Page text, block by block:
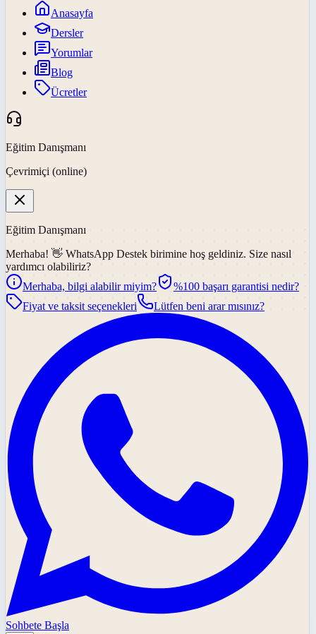
Anasayfa
Dersler
Yorumlar
Blog
Ücretler
Eğitim Danışmanı
Çevrimiçi (online)
Eğitim Danışmanı
Merhaba! 👋 WhatsApp Destek birimine hoş geldiniz. Size nasıl
yardımcı olabiliriz?
Merhaba, bilgi alabilir miyim?
%100 başarı garantisi nedir?
Fiyat ve taksit seçenekleri
Lütfen beni arar mısınız?
Sohbete Başla